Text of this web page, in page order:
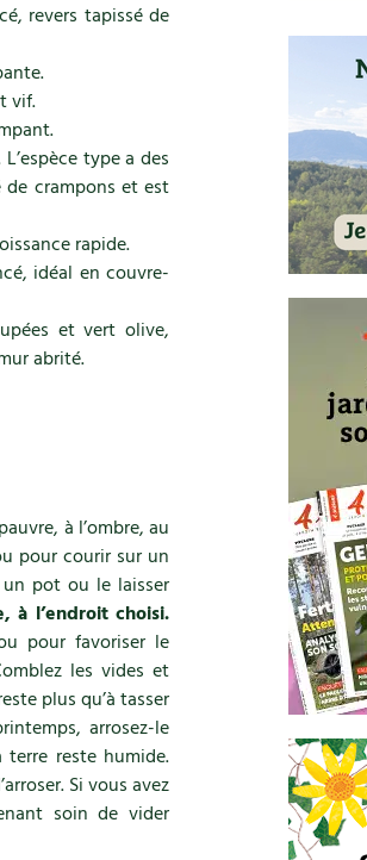
revers tapissé de
vif.
type a des
crampons et est
rapide.
idéal en couvre-
et vert olive,
abrité.
à l’ombre, au
pour courir sur un
pot ou le laisser
à l’endroit choisi.
pour favoriser le
les vides et
plus qu’à tasser
arrosez-le
reste humide.
Si vous avez
soin de vider